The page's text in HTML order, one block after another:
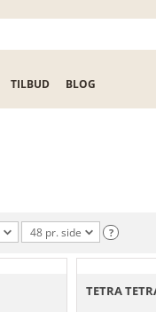
TILBUD BLOG
48 pr. side ?
TETRA